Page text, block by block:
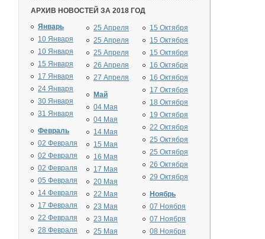
АРХИВ НОВОСТЕЙ ЗА 2018 ГОД
Январь
10 Января
10 Января
15 Января
17 Января
24 Января
30 Января
31 Января
Февраль
02 Февраля
02 Февраля
02 Февраля
05 Февраля
14 Февраля
17 Февраля
22 Февраля
28 Февраля
25 Апреля
25 Апреля
25 Апреля
26 Апреля
27 Апреля
Май
04 Мая
04 Мая
14 Мая
15 Мая
16 Мая
17 Мая
20 Мая
22 Мая
23 Мая
23 Мая
25 Мая
15 Октября
15 Октября
15 Октября
16 Октября
16 Октября
17 Октября
18 Октября
19 Октября
22 Октября
25 Октября
25 Октября
26 Октября
29 Октября
Ноябрь
07 Ноября
07 Ноября
08 Ноября